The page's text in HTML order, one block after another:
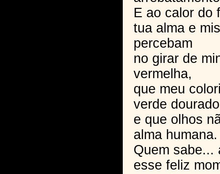
E ao calor do
tua alma e
percebam
no girar de
vermelha,
que meu
verde dourado
e que olhos
alma humana.
Quem sabe...
esse feliz